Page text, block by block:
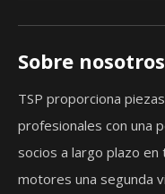
Sobre nosotros
TSP proporciona
profesionales con una
socios a largo plazo
motores una segunda